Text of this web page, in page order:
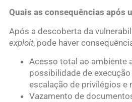
Quais as consequências após
Após a descoberta da
exploit, pode haver
Acesso total ao ambiente
possibilidade de
escalação de privilégios e
Vazamento de